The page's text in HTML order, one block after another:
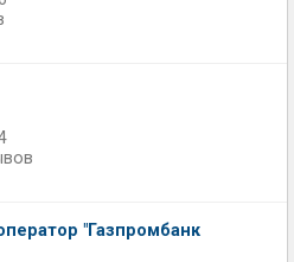
"Газпромбанк